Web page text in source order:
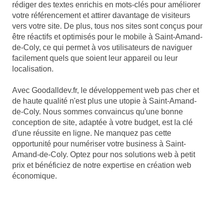
rédiger des textes enrichis en mots-clés pour améliorer
votre référencement et attirer davantage de visiteurs
vers votre site. De plus, tous nos sites sont conçus pour
être réactifs et optimisés pour le mobile à Saint-Amand-
de-Coly, ce qui permet à vos utilisateurs de naviguer
facilement quels que soient leur appareil ou leur
localisation.
Avec Goodalldev.fr, le développement web pas cher et
de haute qualité n'est plus une utopie à Saint-Amand-
de-Coly. Nous sommes convaincus qu'une bonne
conception de site, adaptée à votre budget, est la clé
d'une réussite en ligne. Ne manquez pas cette
opportunité pour numériser votre business à Saint-
Amand-de-Coly. Optez pour nos solutions web à petit
prix et bénéficiez de notre expertise en création web
économique.